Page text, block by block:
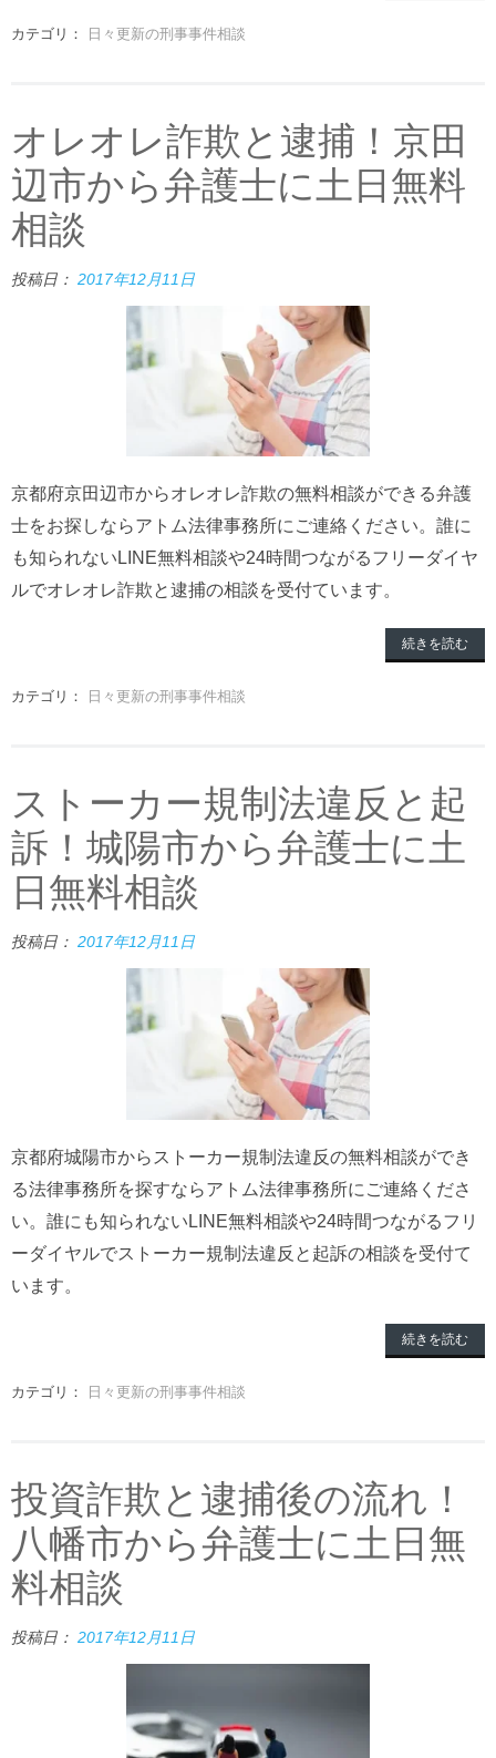
カテゴリ： 日々更新の刑事事件相談
オレオレ詐欺と逮捕！京田
辺市から弁護士に土日無料
相談
投稿日： 2017年12月11日
京都府京田辺市からオレオレ詐欺の無料相談ができる弁護
士をお探しならアトム法律事務所にご連絡ください。誰に
も知られないLINE無料相談や24時間つながるフリーダイヤ
ルでオレオレ詐欺と逮捕の相談を受付ています。
続きを読む
カテゴリ： 日々更新の刑事事件相談
ストーカー規制法違反と起
訴！城陽市から弁護士に土
日無料相談
投稿日： 2017年12月11日
京都府城陽市からストーカー規制法違反の無料相談ができ
る法律事務所を探すならアトム法律事務所にご連絡くださ
い。誰にも知られないLINE無料相談や24時間つながるフリ
ーダイヤルでストーカー規制法違反と起訴の相談を受付て
います。
続きを読む
カテゴリ： 日々更新の刑事事件相談
投資詐欺と逮捕後の流れ！
八幡市から弁護士に土日無
料相談
投稿日： 2017年12月11日